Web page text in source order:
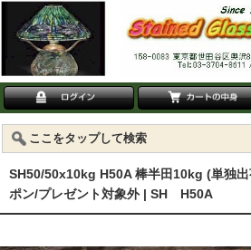
ここをタップして検索
SH50/50x10kg H50A 棒半田10kg (単独
ポン/プレゼント対象外 | SH H50A